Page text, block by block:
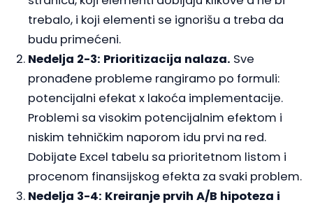
trebalo, i koji elementi se ignorišu a treba da
budu primećeni.
Nedelja 2-3: Prioritizacija nalaza. Sve
pronađene probleme rangiramo po formuli:
potencijalni efekat x lakoća implementacije.
Problemi sa visokim potencijalnim efektom i
niskim tehničkim naporom idu prvi na red.
Dobijate Excel tabelu sa prioritetnom listom i
procenom finansijskog efekta za svaki problem.
Nedelja 3-4: Kreiranje prvih A/B hipoteza i